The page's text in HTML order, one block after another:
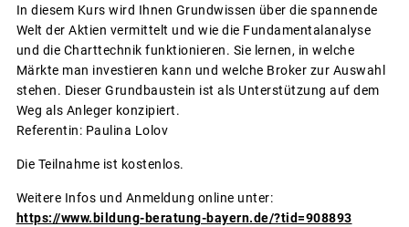
In diesem Kurs wird Ihnen Grundwissen über die spannende
Welt der Aktien vermittelt und wie die Fundamentalanalyse
und die Charttechnik funktionieren. Sie lernen, in welche
Märkte man investieren kann und welche Broker zur Auswahl
stehen. Dieser Grundbaustein ist als Unterstützung auf dem
Weg als Anleger konzipiert.
Referentin: Paulina Lolov
Die Teilnahme ist kostenlos.
Weitere Infos und Anmeldung online unter:
https://www.bildung-beratung-bayern.de/?tid=908893